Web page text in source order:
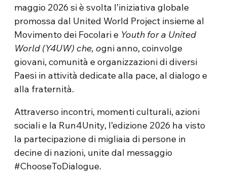
maggio 2026 si è svolta l’iniziativa globale
promossa dal United World Project insieme al
Movimento dei Focolari e Youth for a United
World (Y4UW) che, ogni anno, coinvolge
giovani, comunità e organizzazioni di diversi
Paesi in attività dedicate alla pace, al dialogo e
alla fraternità.
Attraverso incontri, momenti culturali, azioni
sociali e la Run4Unity, l’edizione 2026 ha visto
la partecipazione di migliaia di persone in
decine di nazioni, unite dal messaggio
#ChooseToDialogue.